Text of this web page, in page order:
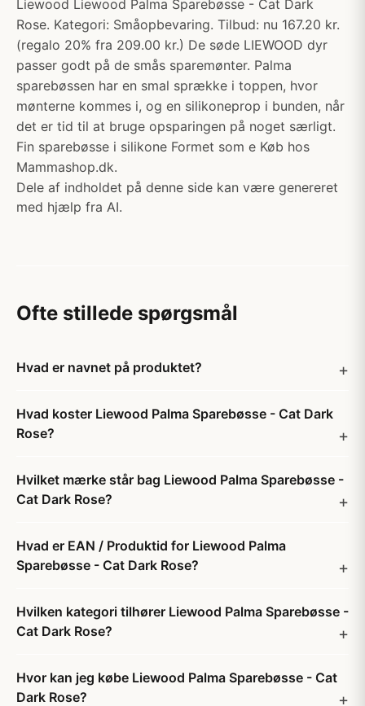
Liewood Liewood Palma Sparebøsse - Cat Dark
Rose. Kategori: Småopbevaring. Tilbud: nu 167.20 kr.
(regalo 20% fra 209.00 kr.) De søde LIEWOOD dyr
passer godt på de smås sparemønter. Palma
sparebøssen har en smal sprække i toppen, hvor
mønterne kommes i, og en silikoneprop i bunden, når
det er tid til at bruge opsparingen på noget særligt.
Fin sparebøsse i silikone Formet som e Køb hos
Mammashop.dk.
Dele af indholdet på denne side kan være genereret
med hjælp fra AI.
Ofte stillede spørgsmål
Hvad er navnet på produktet?
Hvad koster Liewood Palma Sparebøsse - Cat Dark
Rose?
Hvilket mærke står bag Liewood Palma Sparebøsse -
Cat Dark Rose?
Hvad er EAN / Produktid for Liewood Palma
Sparebøsse - Cat Dark Rose?
Hvilken kategori tilhører Liewood Palma Sparebøsse -
Cat Dark Rose?
Hvor kan jeg købe Liewood Palma Sparebøsse - Cat
Dark Rose?